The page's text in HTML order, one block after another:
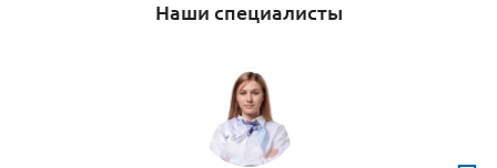
Наши специалисты